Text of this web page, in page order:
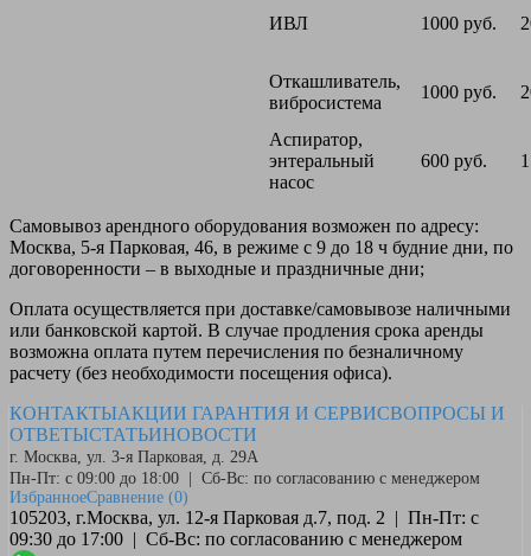
ИВЛ 1000 руб.
Откашливатель,
вибросистема
1000 руб.
Аспиратор,
энтеральный
насос
600 руб.
Самовывоз арендного оборудования возможен по адресу:
Москва, 5-я Парковая, 46, в режиме с 9 до 18 ч будние дни, по
договоренности – в выходные и праздничные дни;
Оплата осуществляется при доставке/самовывозе наличными
или банковской картой. В случае продления срока аренды
возможна оплата путем перечисления по безналичному
расчету (без необходимости посещения офиса).
КОНТАКТЫАКЦИИ ГАРАНТИЯ И СЕРВИСВОПРОСЫ И
ОТВЕТЫСТАТЬИНОВОСТИ
г. Москва, ул. 3-я Парковая, д. 29А
Пн-Пт: с 09:00 до 18:00 | Сб-Вс: по согласованию с менеджером
ИзбранноеСравнение (0)
105203, г.Москва, ул. 12-я Парковая д.7, под. 2 | Пн-Пт: с
09:30 до 17:00 | Сб-Вс: по согласованию с менеджером